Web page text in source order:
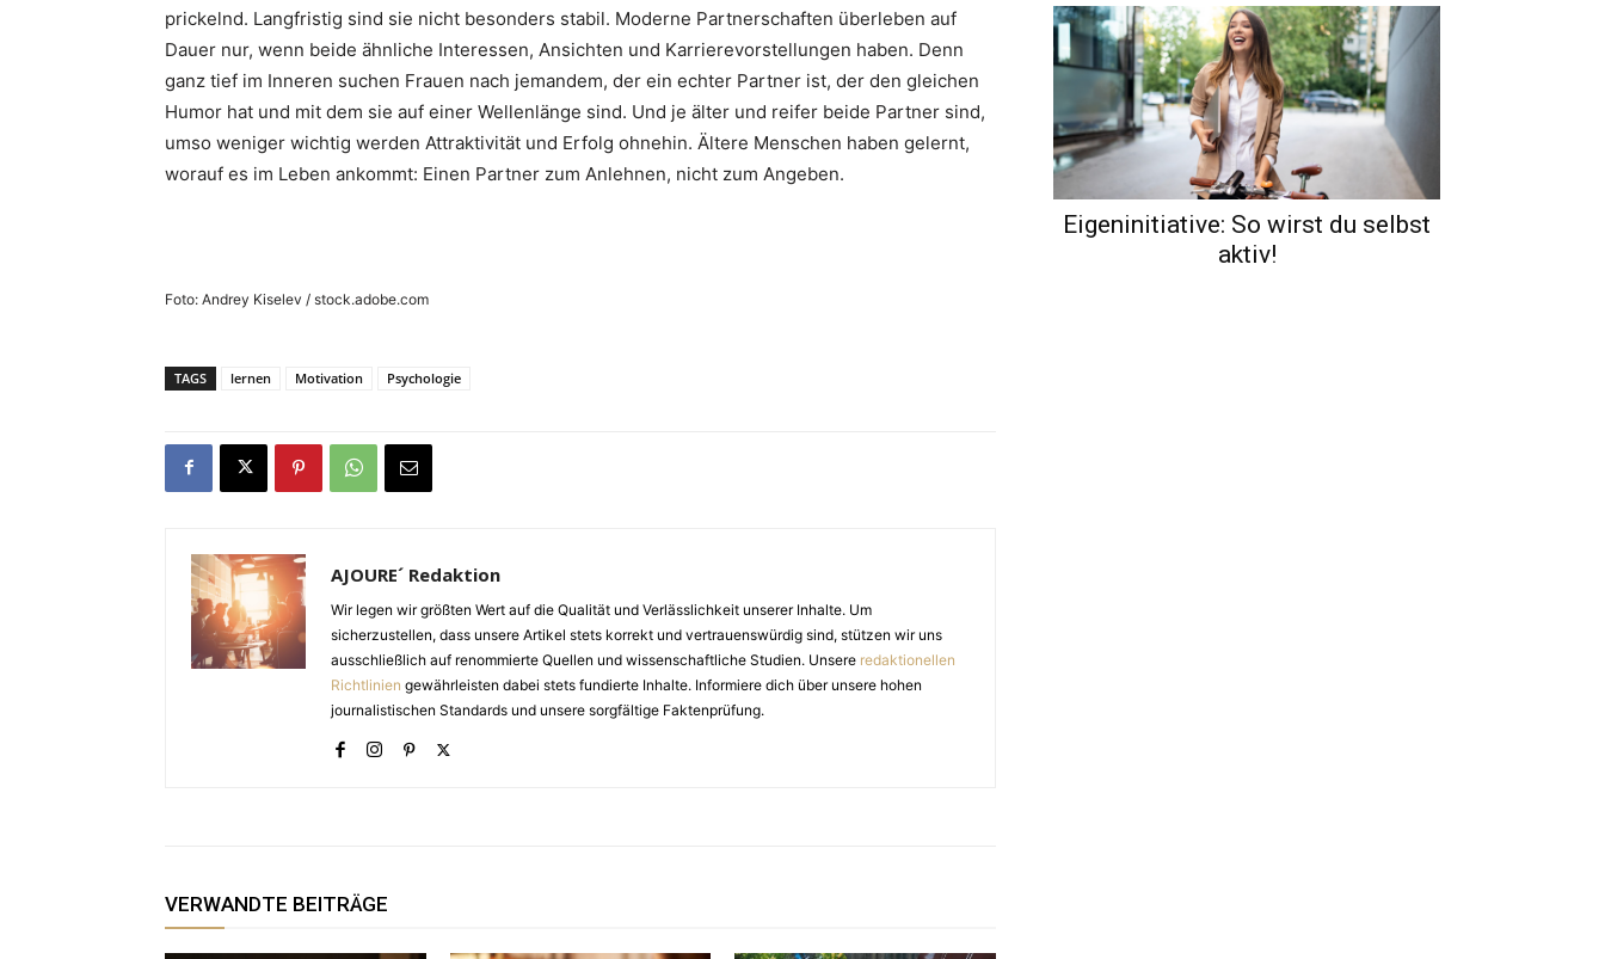
prickelnd. Langfristig sind sie nicht besonders stabil. Moderne Partnerschaften überleben auf
Dauer nur, wenn beide ähnliche Interessen, Ansichten und Karrierevorstellungen haben. Denn
ganz tief im Inneren suchen Frauen nach jemandem, der ein echter Partner ist, der den gleichen
Humor hat und mit dem sie auf einer Wellenlänge sind. Und je älter und reifer beide Partner sind,
umso weniger wichtig werden Attraktivität und Erfolg ohnehin. Ältere Menschen haben gelernt,
worauf es im Leben ankommt: Einen Partner zum Anlehnen, nicht zum Angeben.
Foto: Andrey Kiselev / stock.adobe.com
TAGS lernen Motivation Psychologie
AJOURE´ Redaktion
Wir legen wir größten Wert auf die Qualität und Verlässlichkeit unserer Inhalte. Um
sicherzustellen, dass unsere Artikel stets korrekt und vertrauenswürdig sind, stützen wir uns
ausschließlich auf renommierte Quellen und wissenschaftliche Studien. Unsere redaktionellen
Richtlinien gewährleisten dabei stets fundierte Inhalte. Informiere dich über unsere hohen
journalistischen Standards und unsere sorgfältige Faktenprüfung.
VERWANDTE BEITRÄGE
Eigeninitiative: So wirst du selbst
aktiv!